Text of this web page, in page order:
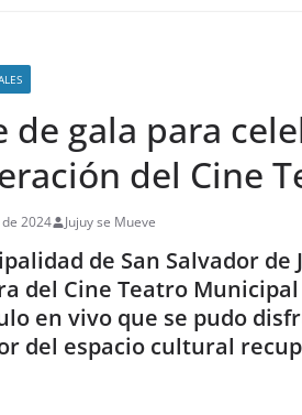
de gala para
del Cine
2024 Jujuy se Mueve
de San Salvador
del Cine Teatro
en vivo que se pudo
del espacio cultural